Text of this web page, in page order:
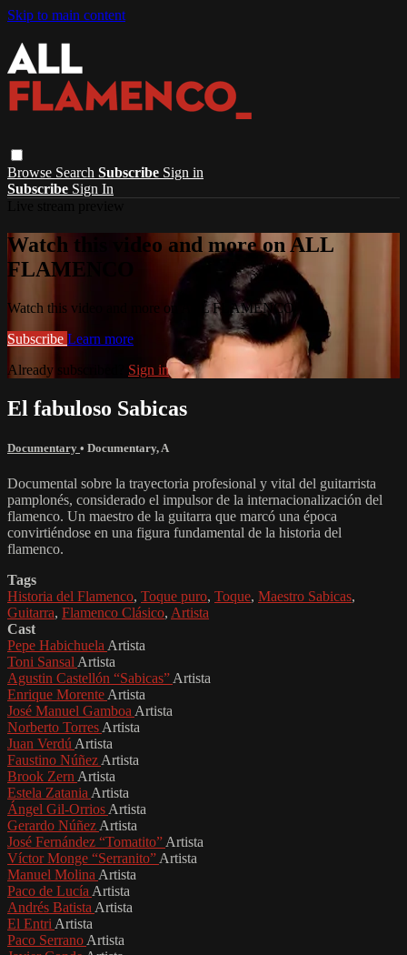
Skip to main content
Browse Search Subscribe Sign in
Subscribe Sign In
Watch this video and more on ALL
FLAMENCO
Watch this video and more on ALL FLAMENCO
Subscribe Learn more
Already subscribed? Sign in
El fabuloso Sabicas
Documentary • Documentary, A
Documental sobre la trayectoria profesional y vital del guitarrista
pamplonés, considerado el impulsor de la internacionalización del
flamenco. Un maestro de la guitarra que marcó una época
convirtiéndose en una figura fundamental de la historia del
flamenco.
Tags
Historia del Flamenco, Toque puro, Toque, Maestro Sabicas,
Guitarra, Flamenco Clásico, Artista
Cast
Pepe Habichuela Artista
Toni Sansal Artista
Agustin Castellón “Sabicas” Artista
Enrique Morente Artista
José Manuel Gamboa Artista
Norberto Torres Artista
Juan Verdú Artista
Faustino Núñez Artista
Brook Zern Artista
Estela Zatania Artista
Ángel Gil-Orrios Artista
Gerardo Núñez Artista
José Fernández “Tomatito” Artista
Víctor Monge “Serranito” Artista
Manuel Molina Artista
Paco de Lucía Artista
Andrés Batista Artista
El Entri Artista
Paco Serrano Artista